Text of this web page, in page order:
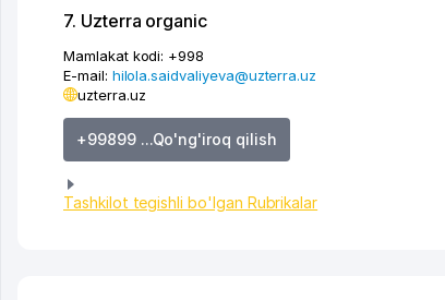
7. Uzterra organic
Mamlakat kodi: +998
E-mail: hilola.saidvaliyeva@uzterra.uz
uzterra.uz
+99899 ...Qo'ng'iroq qilish
Tashkilot tegishli bo'lgan Rubrikalar